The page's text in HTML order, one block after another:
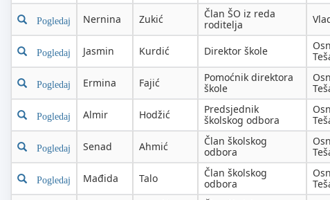
Pogledaj Nernina Zukić
Član ŠO iz reda
roditelja
Pogledaj Jasmin Kurdić Direktor škole
Pogledaj Ermina Fajić
Pomoćnik direktora
škole
Pogledaj Almir Hodžić
Predsjednik
školskog odbora
Pogledaj Senad Ahmić
Član školskog
odbora
Pogledaj Mađida Talo
Član školskog
odbora